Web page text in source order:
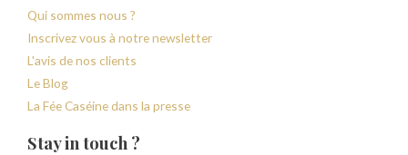
Qui sommes nous ?
Inscrivez vous à notre newsletter
L'avis de nos clients
Le Blog
La Fée Caséine dans la presse
Stay in touch ?